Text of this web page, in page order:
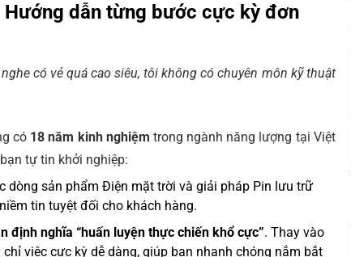
Hướng dẫn từng bước cực kỳ đơn
có vẻ quá cao siêu, tôi không có chuyên môn kỹ thuật
có 18 năm kinh nghiệm trong ngành năng lượng tại Việt
tự tin khởi nghiệp:
dòng sản phẩm Điện mặt trời và giải pháp Pin lưu trữ
tin tuyệt đối cho khách hàng.
định nghĩa “huấn luyện thực chiến khổ cực”. Thay vào
việc cực kỳ dễ dàng, giúp bạn nhanh chóng nắm bắt